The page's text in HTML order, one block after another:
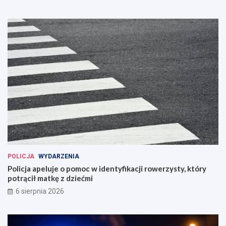
POLICJA WYDARZENIA
Policja apeluje o pomoc w identyfikacji rowerzysty, który
potrącił matkę z dziećmi
6 sierpnia 2026